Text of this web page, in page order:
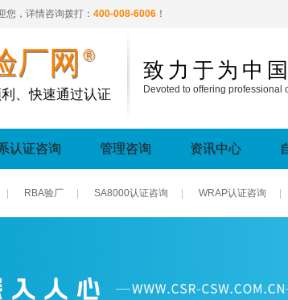
，详情咨询拨打： 400-008-6006 ！
厂网 ®
、快速通过认证
致力于为中
Devoted to offering
认证咨询 管理咨询 资讯中心
RBA验厂 SA8000认证咨询 WRAP认证咨询